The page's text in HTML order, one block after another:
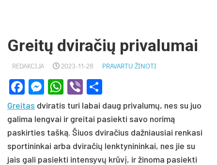
Greitų dviračių privalumai
REDAKCIJA 2023-11-28 PRAVARTU ŽINOTI
Facebook
Messenger
WhatsApp
Viber
Greitas dviratis turi labai daug privalumų, nes su juo
galima lengvai ir greitai pasiekti savo norimą
paskirties tašką. Šiuos dviračius dažniausiai renkasi
sportininkai arba dviračių lenktynininkai, nes jie su
jais gali pasiekti intensyvų krūvį, ir žinoma pasiekti